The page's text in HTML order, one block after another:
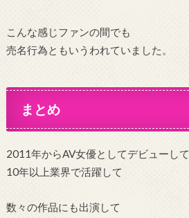
こんな感じファンの間でも
売名行為ともいうわれていました。
まとめ
2011年からAV女優としてデビューして
10年以上業界で活躍して
数々の作品にも出演して